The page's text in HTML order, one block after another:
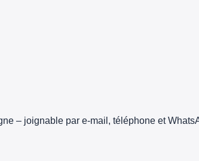
– joignable par e-mail, téléphone et